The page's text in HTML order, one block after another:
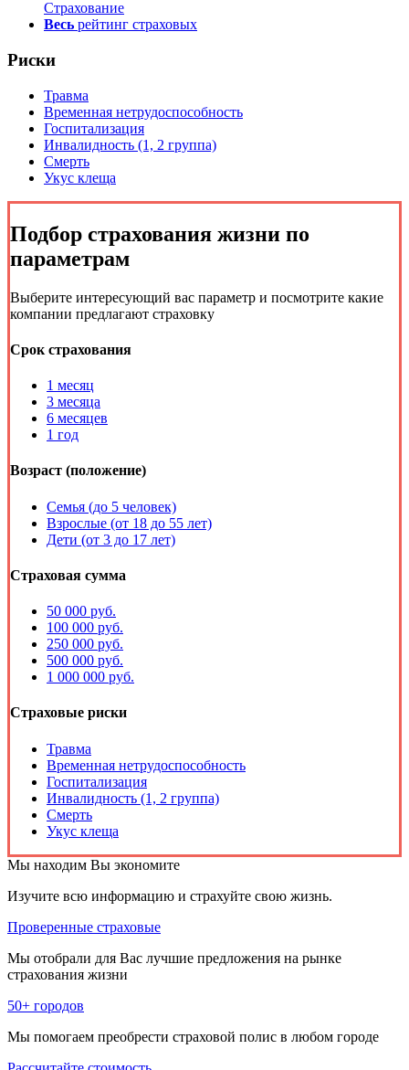
Страхование
Весь рейтинг страховых
Риски
Травма
Временная нетрудоспособность
Госпитализация
Инвалидность (1, 2 группа)
Смерть
Укус клеща
Подбор страхования жизни по
параметрам
Выберите интересующий вас параметр и посмотрите какие
компании предлагают страховку
Срок страхования
1 месяц
3 месяца
6 месяцев
1 год
Возраст (положение)
Семья (до 5 человек)
Взрослые (от 18 до 55 лет)
Дети (от 3 до 17 лет)
Страховая сумма
50 000 руб.
100 000 руб.
250 000 руб.
500 000 руб.
1 000 000 руб.
Страховые риски
Травма
Временная нетрудоспособность
Госпитализация
Инвалидность (1, 2 группа)
Смерть
Укус клеща
Мы находим Вы экономите
Изучите всю информацию и страхуйте свою жизнь.
Проверенные страховые
Мы отобрали для Вас лучшие предложения на рынке
страхования жизни
50+ городов
Мы помогаем преобрести страховой полис в любом городе